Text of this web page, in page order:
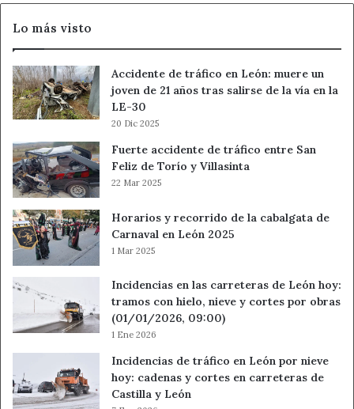
de
Infancia
Lo más visto
Accidente de tráfico en León: muere un
joven de 21 años tras salirse de la vía en la
LE-30
20 Dic 2025
Fuerte accidente de tráfico entre San
Feliz de Torío y Villasinta
22 Mar 2025
Horarios y recorrido de la cabalgata de
Carnaval en León 2025
1 Mar 2025
Incidencias en las carreteras de León hoy:
tramos con hielo, nieve y cortes por obras
(01/01/2026, 09:00)
1 Ene 2026
Incidencias de tráfico en León por nieve
hoy: cadenas y cortes en carreteras de
Castilla y León